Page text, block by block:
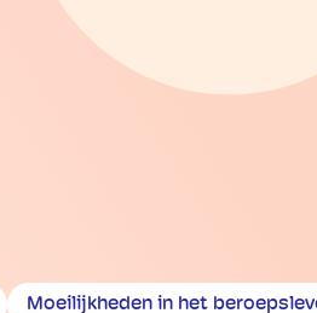
Moeilijkheden in het